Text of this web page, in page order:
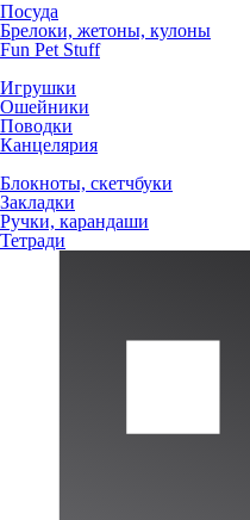
Посуда
Брелоки, жетоны, кулоны
Fun Pet Stuff
Игрушки
Ошейники
Поводки
Канцелярия
Блокноты, скетчбуки
Закладки
Ручки, карандаши
Тетради